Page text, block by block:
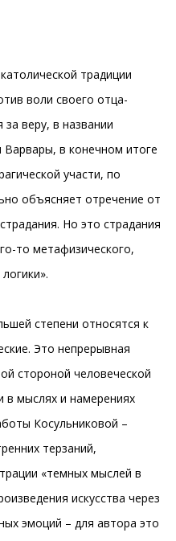
традиции
воли своего отца-
веру, в названии
Варвары, в конечном итоге
участи, по
объясняет отречение от
Но это страдания
то метафизического,
степени относятся к
Это непрерывная
стороной человеческой
мыслях и намерениях
Косульниковой –
терзаний,
«темных мыслей в
искусства через
эмоций – для автора это